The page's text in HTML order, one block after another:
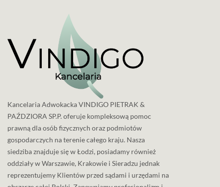
Kancelaria Adwokacka VINDIGO PIETRAK &
PAŹDZIORA SP.P. oferuje kompleksową pomoc
prawną dla osób fizycznych oraz podmiotów
gospodarczych na terenie całego kraju. Nasza
siedziba znajduje się w Łodzi, posiadamy również
oddziały w Warszawie, Krakowie i Sieradzu jednak
reprezentujemy Klientów przed sądami i urzędami na